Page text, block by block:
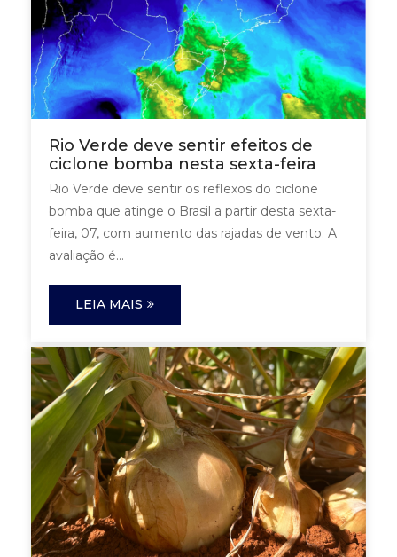
Rio Verde deve sentir efeitos de
ciclone bomba nesta sexta-feira
Rio Verde deve sentir os reflexos do ciclone
bomba que atinge o Brasil a partir desta sexta-
feira, 07, com aumento das rajadas de vento. A
avaliação é...
LEIA MAIS